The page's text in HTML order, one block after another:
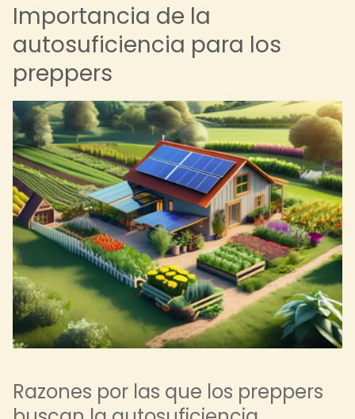
Importancia de la
autosuficiencia para los
preppers
Razones por las que los preppers